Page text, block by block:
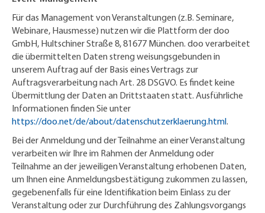
Für das Management von Veranstaltungen (z.B. Seminare,
Webinare, Hausmesse) nutzen wir die Plattform der doo
GmbH, Hultschiner Straße 8, 81677 München. doo verarbeitet
die übermittelten Daten streng weisungsgebunden in
unserem Auftrag auf der Basis eines Vertrags zur
Auftragsverarbeitung nach Art. 28 DSGVO. Es findet keine
Übermittlung der Daten an Drittstaaten statt. Ausführliche
Informationen finden Sie unter
https://doo.net/de/about/datenschutzerklaerung.html.
Bei der Anmeldung und der Teilnahme an einer Veranstaltung
verarbeiten wir Ihre im Rahmen der Anmeldung oder
Teilnahme an der jeweiligen Veranstaltung erhobenen Daten,
um Ihnen eine Anmeldungsbestätigung zukommen zu lassen,
gegebenenfalls für eine Identifikation beim Einlass zu der
Veranstaltung oder zur Durchführung des Zahlungsvorgangs